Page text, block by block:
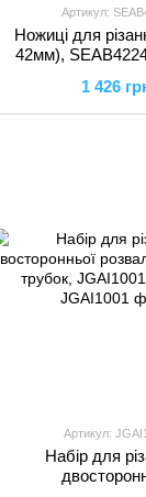
Артикул:
Ножиці для
42мм),
1 426
Артикул:
Набір для